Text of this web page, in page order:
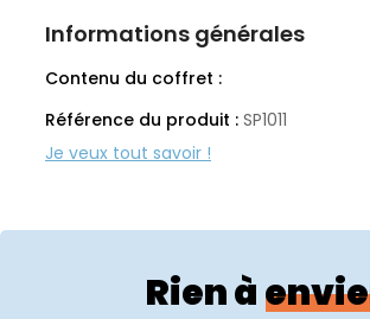
Part Number (PN) : 661-
00165-02, 820-00165-A
Fabricant :Apple
Informations générales
Contenu du coffret :
Référence du produit : SP1011
Rien à